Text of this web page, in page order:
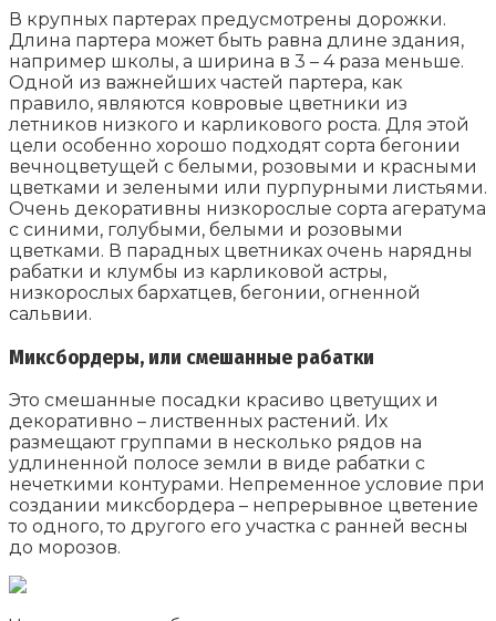
В крупных партерах предусмотрены дорожки.
Длина партера может быть равна длине здания,
например школы, а ширина в 3 – 4 раза меньше.
Одной из важнейших частей партера, как
правило, являются ковровые цветники из
летников низкого и карликового роста. Для этой
цели особенно хорошо подходят сорта бегонии
вечноцветущей с белыми, розовыми и красными
цветками и зелеными или пурпурными листьями.
Очень декоративны низкорослые сорта агератума
с синими, голубыми, белыми и розовыми
цветками. В парадных цветниках очень нарядны
рабатки и клумбы из карликовой астры,
низкорослых бархатцев, бегонии, огненной
сальвии.
Миксбордеры, или смешанные рабатки
Это смешанные посадки красиво цветущих и
декоративно – лиственных растений. Их
размещают группами в несколько рядов на
удлиненной полосе земли в виде рабатки с
нечеткими контурами. Непременное условие при
создании миксбордера – непрерывное цветение
то одного, то другого его участка с ранней весны
до морозов.